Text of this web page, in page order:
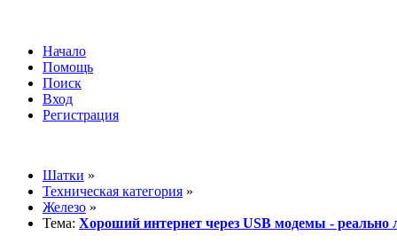
Начало
Помощь
Поиск
Вход
Регистрация
Шатки »
Техническая категория »
Железо »
Тема: Хороший интернет через USB модемы - реально